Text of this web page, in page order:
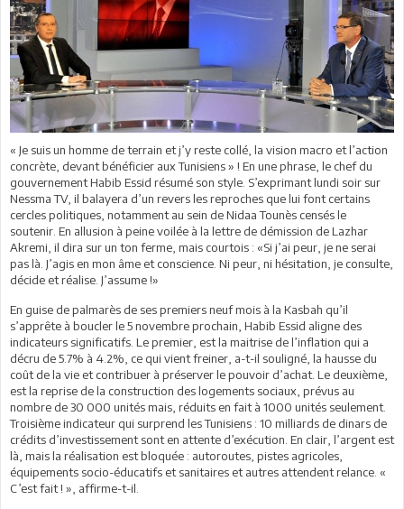
« Je suis un homme de terrain et j’y reste collé, la vision macro et l’action
concrète, devant bénéficier aux Tunisiens » ! En une phrase, le chef du
gouvernement Habib Essid résumé son style. S’exprimant lundi soir sur
Nessma TV, il balayera d’un revers les reproches que lui font certains
cercles politiques, notamment au sein de Nidaa Tounès censés le
soutenir. En allusion à peine voilée à la lettre de démission de Lazhar
Akremi, il dira sur un ton ferme, mais courtois : «Si j’ai peur, je ne serai
pas là. J’agis en mon âme et conscience. Ni peur, ni hésitation, je consulte,
décide et réalise. J’assume !»
En guise de palmarès de ses premiers neuf mois à la Kasbah qu’il
s’apprête à boucler le 5 novembre prochain, Habib Essid aligne des
indicateurs significatifs. Le premier, est la maitrise de l’inflation qui a
décru de 5.7% à 4.2%, ce qui vient freiner, a-t-il souligné, la hausse du
coût de la vie et contribuer à préserver le pouvoir d’achat. Le deuxième,
est la reprise de la construction des logements sociaux, prévus au
nombre de 30 000 unités mais, réduits en fait à 1000 unités seulement.
Troisième indicateur qui surprend les Tunisiens : 10 milliards de dinars de
crédits d’investissement sont en attente d’exécution. En clair, l’argent est
là, mais la réalisation est bloquée : autoroutes, pistes agricoles,
équipements socio-éducatifs et sanitaires et autres attendent relance. «
C’est fait ! », affirme-t-il.